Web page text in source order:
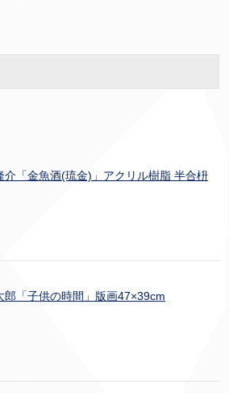
介「金魚酒(琉金)」アクリル樹脂 半合枡
郎「子供の時間」版画47×39cm